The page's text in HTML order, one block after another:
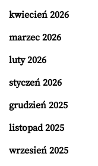
kwiecień 2026
marzec 2026
luty 2026
styczeń 2026
grudzień 2025
listopad 2025
wrzesień 2025